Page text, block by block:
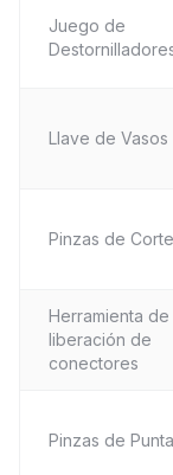
Juego de
Llave de Vasos
Pinzas de Corte
Herramienta de
liberación de
conectores
Pinzas de Punta